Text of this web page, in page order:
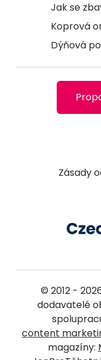
Jak se
Koprová
Dýňová
Zásady
© 2012 -
dodavatelé
content
magazíny: